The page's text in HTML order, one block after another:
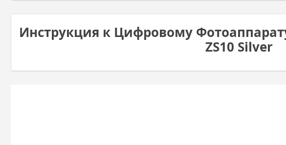
Инструкция к Цифровому
ZS10 Silver